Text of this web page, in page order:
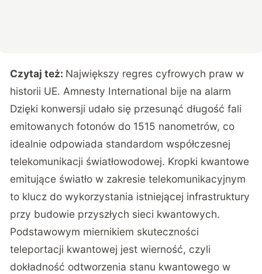
Czytaj też: Największy regres cyfrowych praw w
historii UE. Amnesty International bije na alarm
Dzięki konwersji udało się przesunąć długość fali
emitowanych fotonów do 1515 nanometrów, co
idealnie odpowiada standardom współczesnej
telekomunikacji światłowodowej. Kropki kwantowe
emitujące światło w zakresie telekomunikacyjnym
to klucz do wykorzystania istniejącej infrastruktury
przy budowie przyszłych sieci kwantowych.
Podstawowym miernikiem skuteczności
teleportacji kwantowej jest wierność, czyli
dokładność odtworzenia stanu kwantowego w